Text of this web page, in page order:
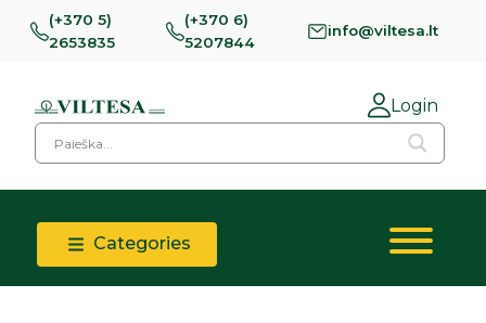
(+370 5)
2653835
(+370 6)
5207844
info@viltesa.lt
Login
Categories